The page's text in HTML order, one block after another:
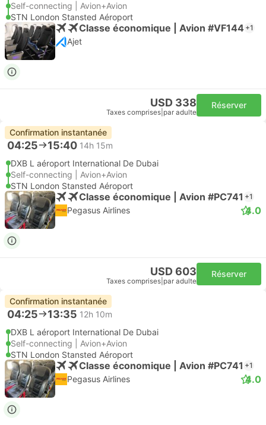
Self-connecting | Avion+Avion
STN London Stansted Aéroport
Classe économique | Avion #VF144 +1
Ajet
USD 338
Taxes comprises par adulte
Réserver
Confirmation instantanée
04:25 15:40 14h 15m
DXB L aéroport International De Dubai
Self-connecting | Avion+Avion
STN London Stansted Aéroport
Classe économique | Avion #PC741 +1
Pegasus Airlines 4.0
USD 603
Taxes comprises par adulte
Réserver
Confirmation instantanée
04:25 13:35 12h 10m
DXB L aéroport International De Dubai
Self-connecting | Avion+Avion
STN London Stansted Aéroport
Classe économique | Avion #PC741 +1
Pegasus Airlines 4.0